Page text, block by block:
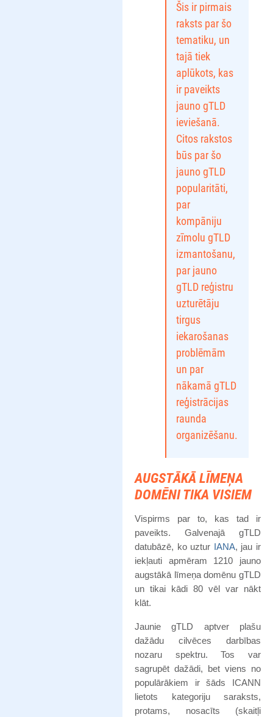
Šis ir pirmais
raksts par šo
tematiku, un
tajā tiek
aplūkots, kas
ir paveikts
jauno gTLD
ieviešanā.
Citos rakstos
būs par šo
jauno gTLD
popularitāti,
par
kompāniju
zīmolu gTLD
izmantošanu,
par jauno
gTLD reģistru
uzturētāju
tirgus
iekarošanas
problēmām
un par
nākamā gTLD
reģistrācijas
raunda
organizēšanu.
AUGSTĀKĀ LĪMEŅA
DOMĒNI TIKA VISIEM
Vispirms par to, kas tad ir
paveikts. Galvenajā gTLD
datubāzē, ko uztur IANA, jau ir
iekļauti apmēram 1210 jauno
augstākā līmeņa domēnu gTLD
un tikai kādi 80 vēl var nākt
klāt.
Jaunie gTLD aptver plašu
dažādu cilvēces darbības
nozaru spektru. Tos var
sagrupēt dažādi, bet viens no
populārākiem ir šāds ICANN
lietots kategoriju saraksts,
protams, nosacīts (skaitļi